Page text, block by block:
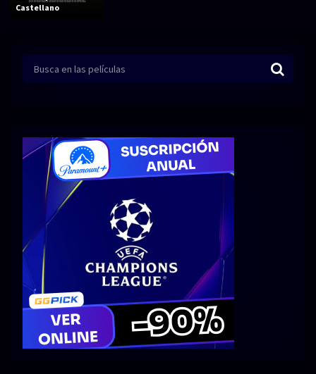
Comedia Crimen
Terror
Fantástico Romance
Bélico Thriller
Biográfico
SERIES
Series 1080p Series 4K HDR
Series 720p 2160p 4K SDR
Series 1080p 60 FPS
Castellano